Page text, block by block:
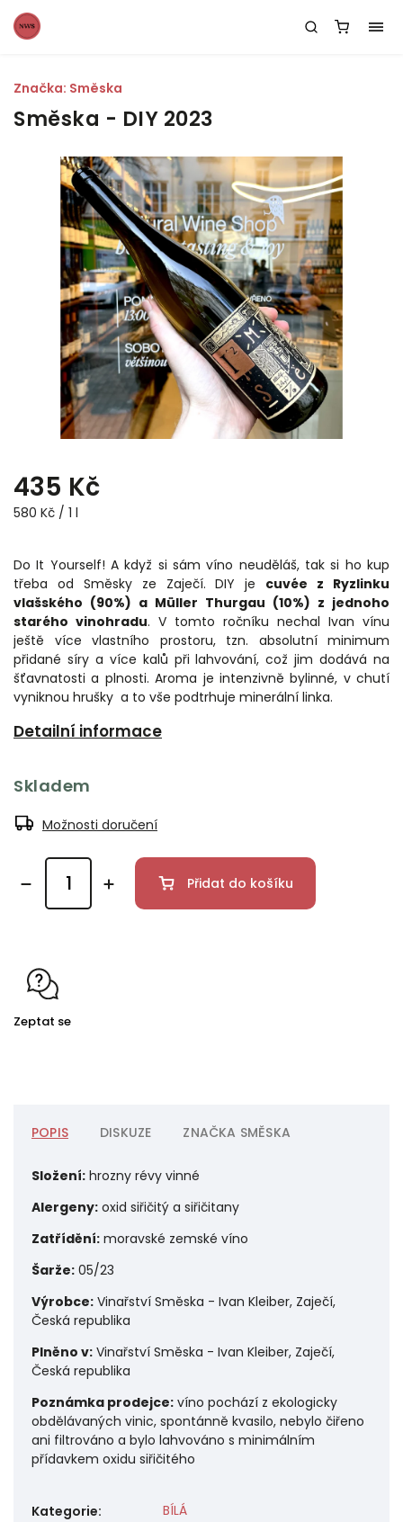
Směska - DIY 2023
435 Kč
580 Kč / 1 l
Do It Yourself! A když si sám víno neuděláš, tak si ho kup
třeba od Směsky ze Zaječí. DIY je cuvée z Ryzlinku
vlašského (90%) a Müller Thurgau (10%) z jednoho
starého vinohradu. V tomto ročníku nechal Ivan vínu
ještě více vlastního prostoru, tzn. absolutní minimum
přidané síry a více kalů při lahvování, což jim dodává na
šťavnatosti a plnosti. Aroma je intenzivně bylinné, v chutí
vyniknou hrušky a to vše podtrhuje minerální linka.
Detailní informace
Značka: Směska
Skladem
Možnosti doručení
Přidat do košíku
Zeptat se
POPIS DISKUZE ZNAČKA SMĚSKA
Složení: hrozny révy vinné
Alergeny: oxid siřičitý a siřičitany
Zatřídění: moravské zemské víno
Šarže: 05/23
Výrobce: Vinařství Směska - Ivan Kleiber, Zaječí,
Česká republika
Plněno v: Vinařství Směska - Ivan Kleiber, Zaječí,
Česká republika
Poznámka prodejce: víno pochází z ekologicky
obdělávaných vinic, spontánně kvasilo, nebylo čiřeno
ani filtrováno a bylo lahvováno s minimálním
přídavkem oxidu siřičitého
Kategorie:
BÍLÁ